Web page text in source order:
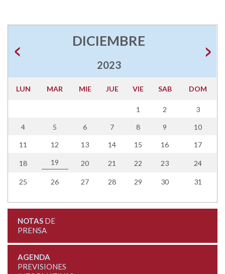
DICIEMBRE
2023
LUN MAR MIE JUE VIE SAB DOM
1 2 3
4 5 6 7 8 9 10
11 12 13 14 15 16 17
18 19 20 21 22 23 24
25 26 27 28 29 30 31
NOTASDE
PRENSA
AGENDA
PREVISIONES